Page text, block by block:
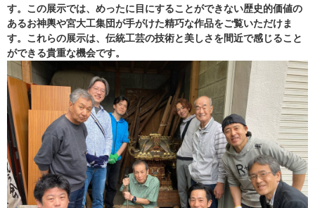
す。この展示では、めったに目にすることができない歴史的価値の
あるお神輿や宮大工集団が手がけた精巧な作品をご覧いただけま
す。これらの展示は、伝統工芸の技術と美しさを間近で感じること
ができる貴重な機会です。